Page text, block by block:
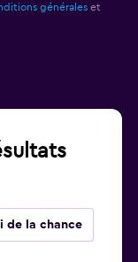
générales et
de la chance